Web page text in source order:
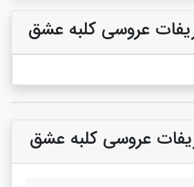
عروسی کلبه عشق
عروسی کلبه عشق